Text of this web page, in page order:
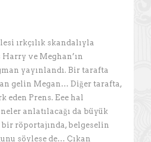
ırkçılık skandalıyla
ve Meghan’ın
yayınlandı. Bir tarafta
gelin Megan… Diğer tarafta,
eden Prens. Eee hal
anlatılacağı da büyük
röportajında, belgeselin
söylese de… Çıkan